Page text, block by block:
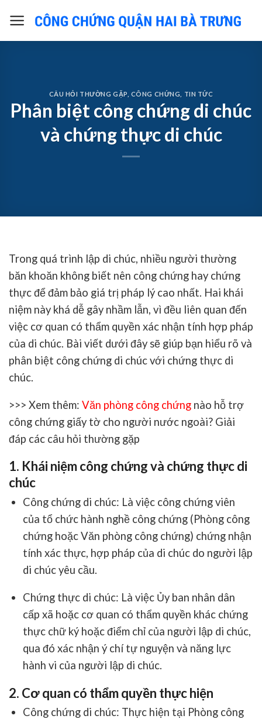
CÂU HỎI THƯỜNG GẶP CÔNG CHỨNG TIN TỨC
Phân biệt công chứng di chúc
và chứng thực di chúc
Trong quá trình lập di chúc, nhiều người thường
băn khoăn không biết nên công chứng hay chứng
thựcđể đảm bảo giá trị pháp lý cao nhất. Hai khái
niệm này khá dễ gây nhầm lẫn, vì đều liên quan đến
việc cơ quan có thẩm quyền xác nhận tính hợp pháp
của di chúc. Bài viết dưới đây sẽ giúp bạn hiểu rõ và
phân biệt công chứng di chúcvới chứng thực di
chúc.
>>> Xem thêm: Văn phòng công chứng nào hỗ trợ
công chứng giấy tờ cho người nước ngoài? Giải
đáp các câu hỏi thường gặp
1. Khái niệm công chứng và chứng thực di
chúc
Công chứng di chúc: Là việc công chứng viên
của tổ chức hành nghề công chứng (Phòng công
chứng hoặc Văn phòng công chứng) chứng nhận
tính xác thực, hợp pháp của di chúc do người lập
di chúc yêu cầu.
Chứng thực di chúc: Là việc Ủy ban nhân dân
cấp xã hoặc cơ quan có thẩm quyền khác chứng
thực chữ ký hoặc điểm chỉ của người lập di chúc,
qua đó xác nhận ý chí tự nguyện và năng lực
hành vi của người lập di chúc.
2. Cơ quan có thẩm quyền thực hiện
Công chứng di chúc: Thực hiện tại Phòng công